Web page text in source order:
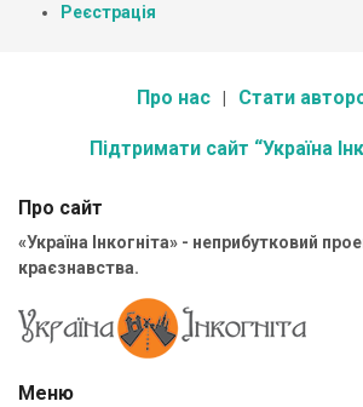
Реєстрація
Про нас Стати
Підтримати сайт “Україна
Про сайт
«Україна Інкогніта» - неприбутковий
краєзнавства.
Меню